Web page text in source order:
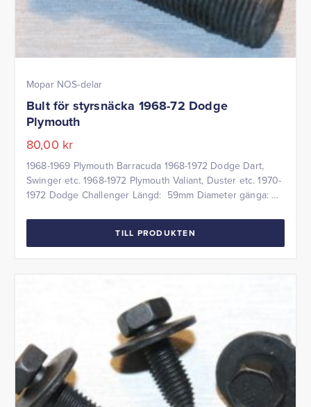
Mopar NOS-delar
Bult för styrsnäcka 1968-72 Dodge
Plymouth
80,00 kr
1968-1969 Plymouth Barracuda 1968-1972 Dodge Dart,
Swinger etc. 1968-1972 Plymouth Valiant, Duster etc. 1970-
1972 Dodge Challenger Längd: 59mm Diameter gänga:
TILL PRODUKTEN